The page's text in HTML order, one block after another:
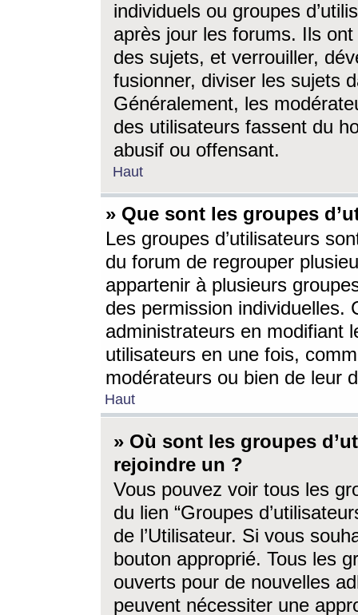
individuels ou groupes
après jour les forums. Ils ont
des sujets, et verrouiller,
fusionner, diviser les sujets
Généralement, les
des utilisateurs fassent du
abusif ou offensant.
Haut
» Que sont les groupes
Les groupes d’utilisateurs
du forum de regrouper
appartenir à plusieurs
des permission individuelles.
administrateurs en modifiant
utilisateurs en une fois,
modérateurs ou bien de leur
Haut
» Où sont les groupes
rejoindre un ?
Vous pouvez voir tous les
du lien “Groupes
de l’Utilisateur. Si vous
bouton approprié. Tous les
ouverts pour de nouvelles
peuvent nécessiter une